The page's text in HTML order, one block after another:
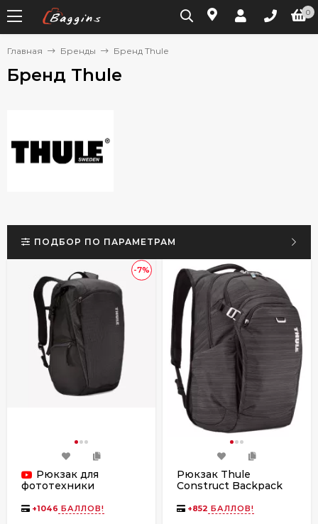
0
Главная Бренды Бренд Thule
Бренд Thule
ПОДБОР ПО ПАРАМЕТРАМ
-7%
Рюкзак для
фототехники
EnRoute Camera Black
+1046 БАЛЛОВ!
Рюкзак Thule
Construct Backpack
+852 БАЛЛОВ!